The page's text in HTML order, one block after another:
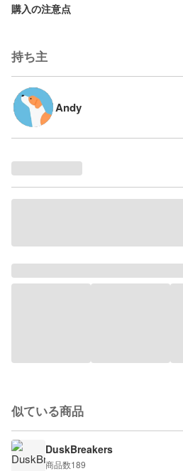
購入の注意点
持ち主
Andy
似ている商品
DuskBreakers
商品数189